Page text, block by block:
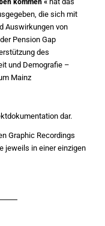
die sich mit
Auswirkungen von
Pension Gap
des
und Demografie –
Mainz
dar.
Graphic Recordings
jeweils in einer einzigen